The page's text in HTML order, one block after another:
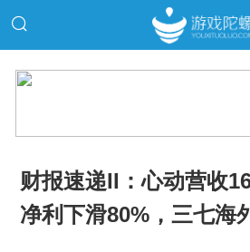
财报速递II：心动营收
净利下滑80%，三七海